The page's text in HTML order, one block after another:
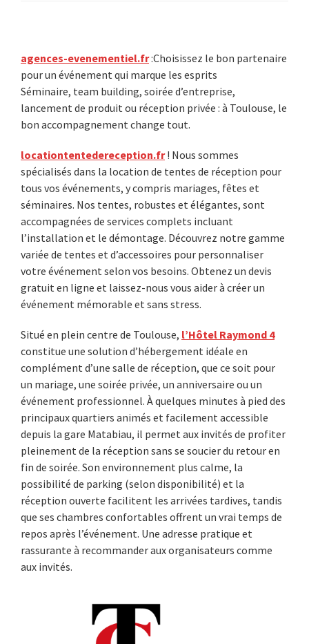
Primary
Sidebar
agences-evenementiel.fr:Choisissez le bon partenaire
pour un événement qui marque les esprits
Séminaire, team building, soirée d’entreprise,
lancement de produit ou réception privée : à Toulouse, le
bon accompagnement change tout.
locationtentedereception.fr! Nous sommes
spécialisés dans la location de tentes de réception pour
tous vos événements, y compris mariages, fêtes et
séminaires. Nos tentes, robustes et élégantes, sont
accompagnées de services complets incluant
l’installation et le démontage. Découvrez notre gamme
variée de tentes et d’accessoires pour personnaliser
votre événement selon vos besoins. Obtenez un devis
gratuit en ligne et laissez-nous vous aider à créer un
événement mémorable et sans stress.
Situé en plein centre de Toulouse, l’Hôtel Raymond 4
constitue une solution d’hébergement idéale en
complément d’une salle de réception, que ce soit pour
un mariage, une soirée privée, un anniversaire ou un
événement professionnel. À quelques minutes à pied des
principaux quartiers animés et facilement accessible
depuis la gare Matabiau, il permet aux invités de profiter
pleinement de la réception sans se soucier du retour en
fin de soirée. Son environnement plus calme, la
possibilité de parking (selon disponibilité) et la
réception ouverte facilitent les arrivées tardives, tandis
que ses chambres confortables offrent un vrai temps de
repos après l’événement. Une adresse pratique et
rassurante à recommander aux organisateurs comme
aux invités.